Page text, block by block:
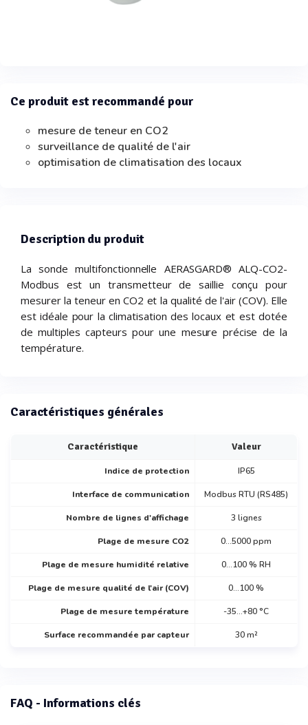
Ce produit est recommandé pour
mesure de teneur en CO2
surveillance de qualité de l'air
optimisation de climatisation des locaux
Description du produit
La sonde multifonctionnelle AERASGARD® ALQ-CO2-
Modbus est un transmetteur de saillie conçu pour
mesurer la teneur en CO2 et la qualité de l'air (COV). Elle
est idéale pour la climatisation des locaux et est dotée
de multiples capteurs pour une mesure précise de la
température.
Caractéristiques générales
Caractéristique Valeur
Indice de protection IP65
Interface de communication Modbus RTU (RS485)
Nombre de lignes d'affichage 3 lignes
Plage de mesure CO2 0...5000 ppm
Plage de mesure humidité relative 0...100 % RH
Plage de mesure qualité de l'air (COV) 0...100 %
Plage de mesure température -35...+80 °C
Surface recommandée par capteur 30 m²
FAQ - Informations clés